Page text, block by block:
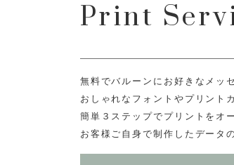
Print
無料でバルーンにお好きなメッ
おしゃれなフォントやプリント
簡単３ステップでプリントをオ
お客様ご自身で制作したデータ